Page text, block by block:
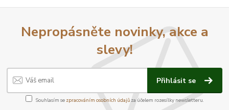
Nepropásněte novinky, akce a
slevy!
Přihlásit se
Souhlasím se zpracováním osobních údajůza účelem rozesílky newsletteru.